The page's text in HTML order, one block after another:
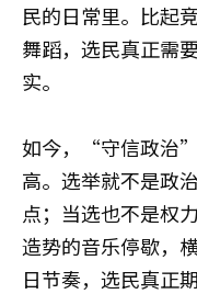
民的日常里。比起
舞蹈，选民真正需
实。
如今，“守信政治
高。选举就不是政
点；当选也不是权
造势的音乐停歇，
日节奏，选民真正